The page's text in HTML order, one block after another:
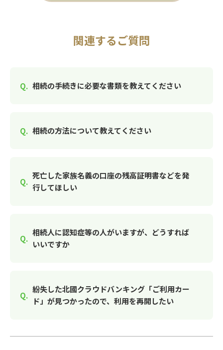
関連するご質問
相続の手続きに必要な書類を教えてください
相続の方法について教えてください
死亡した家族名義の口座の残高証明書などを発
行してほしい
相続人に認知症等の人がいますが、どうすれば
いいですか
紛失した北國クラウドバンキング「ご利用カー
ド」が見つかったので、利用を再開したい